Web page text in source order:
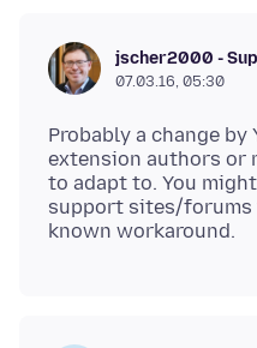
jscher2000 -
07.03.16, 05:30
Probably a change by
extension authors or
to adapt to. You
support sites/forums